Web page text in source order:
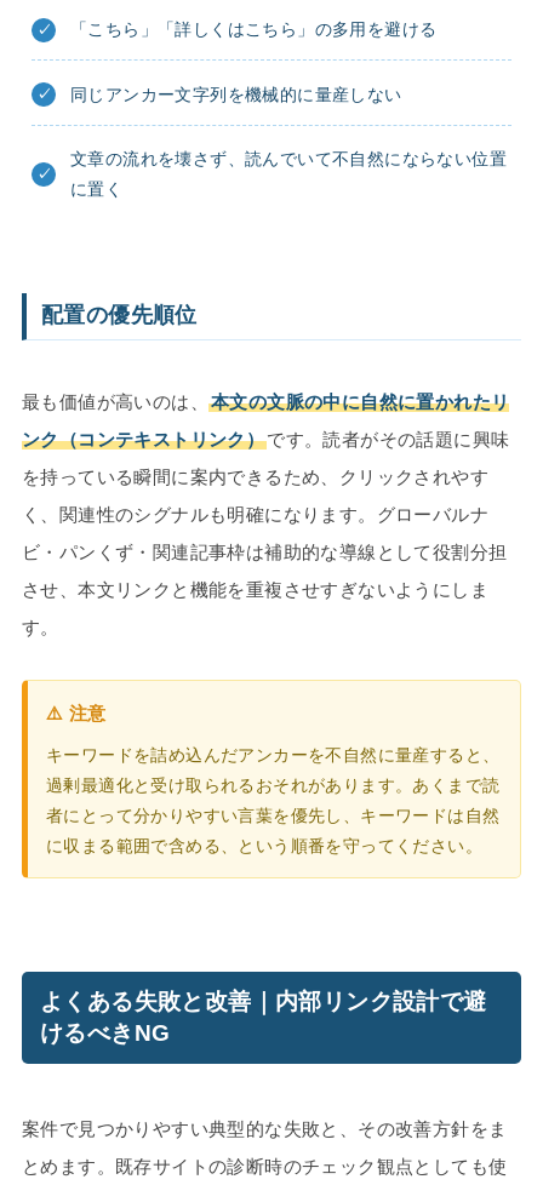
「こちら」「詳しくはこちら」の多用を避ける
同じアンカー文字列を機械的に量産しない
文章の流れを壊さず、読んでいて不自然にならない位置
に置く
配置の優先順位
最も価値が高いのは、
本文の文脈の中に自然に置かれたリ
ンク（コンテキストリンク）です。読者がその話題に興味
を持っている瞬間に案内できるため、クリックされやす
く、関連性のシグナルも明確になります。グローバルナ
ビ・パンくず・関連記事枠は補助的な導線として役割分担
させ、本文リンクと機能を重複させすぎないようにしま
す。
⚠️ 注意
キーワードを詰め込んだアンカーを不自然に量産すると、
過剰最適化と受け取られるおそれがあります。あくまで読
者にとって分かりやすい言葉を優先し、キーワードは自然
に収まる範囲で含める、という順番を守ってください。
よくある失敗と改善｜内部リンク設計で避
けるべきNG
案件で見つかりやすい典型的な失敗と、その改善方針をま
とめます。既存サイトの診断時のチェック観点としても使